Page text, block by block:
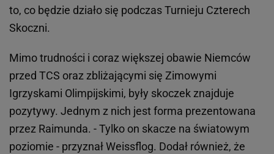
to, co będzie działo się podczas Turnieju Czterech
Skoczni.
Mimo trudności i coraz większej obawie Niemców
przed TCS oraz zbliżającymi się Zimowymi
Igrzyskami Olimpijskimi, były skoczek znajduje
pozytywy. Jednym z nich jest forma prezentowana
przez Raimunda. - Tylko on skacze na światowym
poziomie - przyznał Weissflog. Dodał również, że